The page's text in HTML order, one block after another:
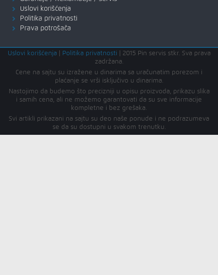
Uslovi korišćenja
Politika privatnosti
Prava potrošača
Uslovi korišćenja| Politika privatnosti
2015 Pin servis stkr. Sva prava
zadržana.
Cene na sajtu su izražene u dinarima sa uračunatim porezom i
plaćanje se vrši isključivo u dinarima.
Nastojimo da budemo što precizniji u opisu proizvoda, prikazu slika
i samih cena, ali ne možemo garantovati da su sve informacije
kompletne i bez grešaka.
Svi artikli prikazani na sajtu su deo naše ponude i ne podrazumeva
se da su dostupni u svakom trenutku.